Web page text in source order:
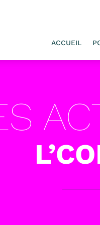
ACCUEIL